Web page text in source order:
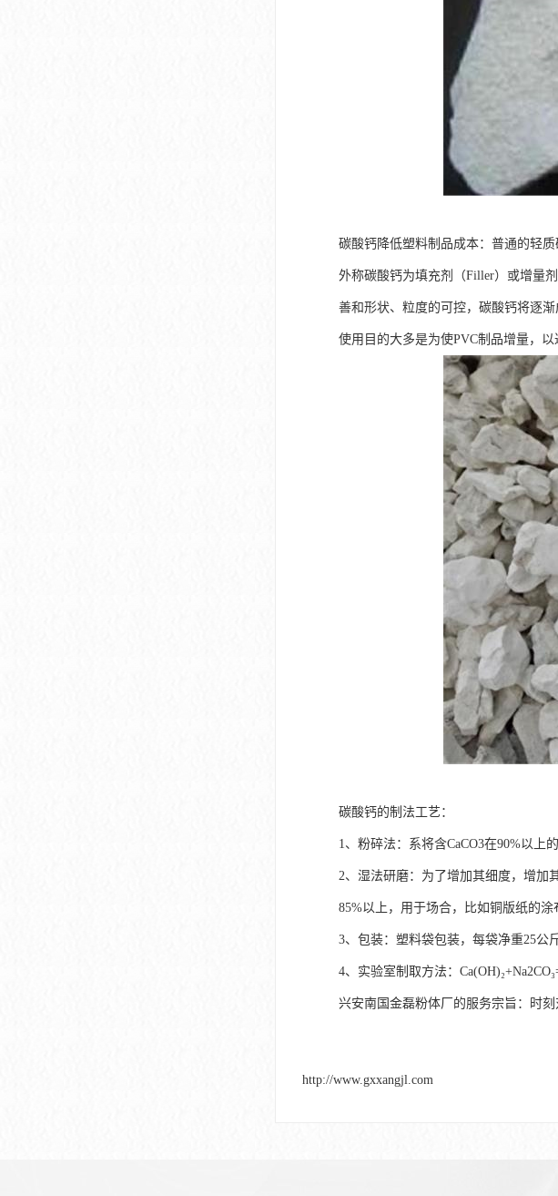
碳酸钙降低塑料制品成本：普通的轻
外称碳酸钙为填充剂（Filler）或增量
善和形状、粒度的可控，碳酸钙将逐
使用目的大多是为使PVC制品增量，以
碳酸钙的制法工艺：
1、粉碎法：系将含CaCO3在90%以上
2、湿法研磨：为了增加其细度，增加
85%以上，用于场合，比如铜版纸的涂
3、包装：塑料袋包装，每袋净重25公
4、实验室制取方法：
兴安南国金磊粉体厂的服务宗旨：时
http://www.gxxangjl.com